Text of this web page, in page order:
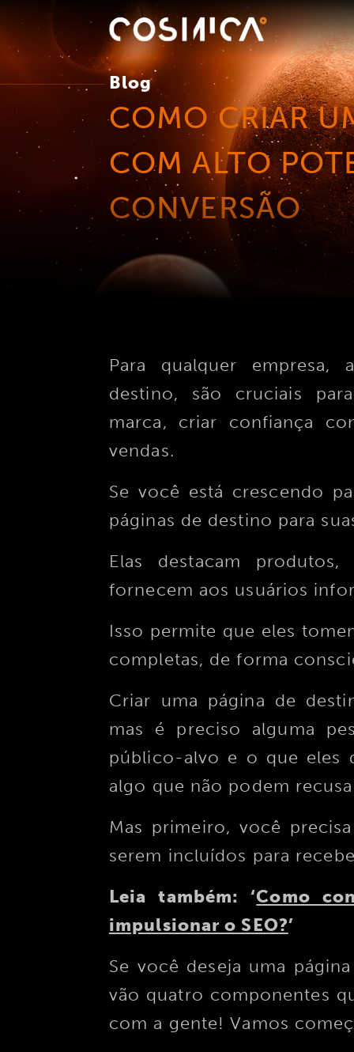
Blog
COMO CRIAR
COM ALTO
CONVERSÃO
Para qualquer empresa,
destino, são cruciais
marca, criar confiança
vendas.
Se você está crescendo
páginas de destino para
Elas destacam
fornecem aos usuários
Isso permite que eles
completas, de forma
Criar uma página de
mas é preciso alguma
público-alvo e o que eles
algo que não podem
Mas primeiro, você
serem incluídos para
Leia também: ‘Como
impulsionar o SEO?’
Se você deseja uma
vão quatro componentes
com a gente! Vamos